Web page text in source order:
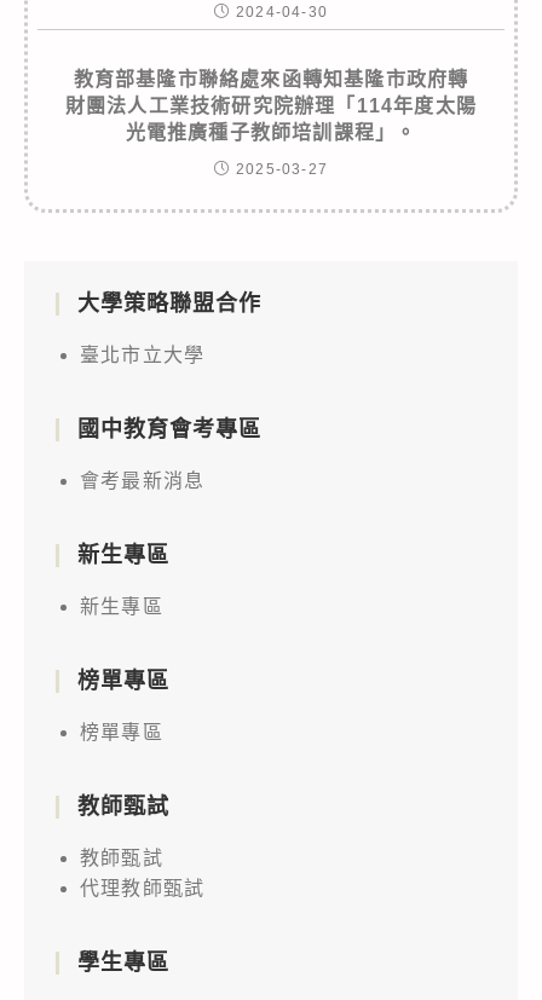
2024-04-30
教育部基隆市聯絡處來函轉知基隆市政府轉
財團法人工業技術研究院辦理「114年度太陽
光電推廣種子教師培訓課程」。
2025-03-27
大學策略聯盟合作
臺北市立大學
國中教育會考專區
會考最新消息
新生專區
新生專區
榜單專區
榜單專區
教師甄試
教師甄試
代理教師甄試
學生專區